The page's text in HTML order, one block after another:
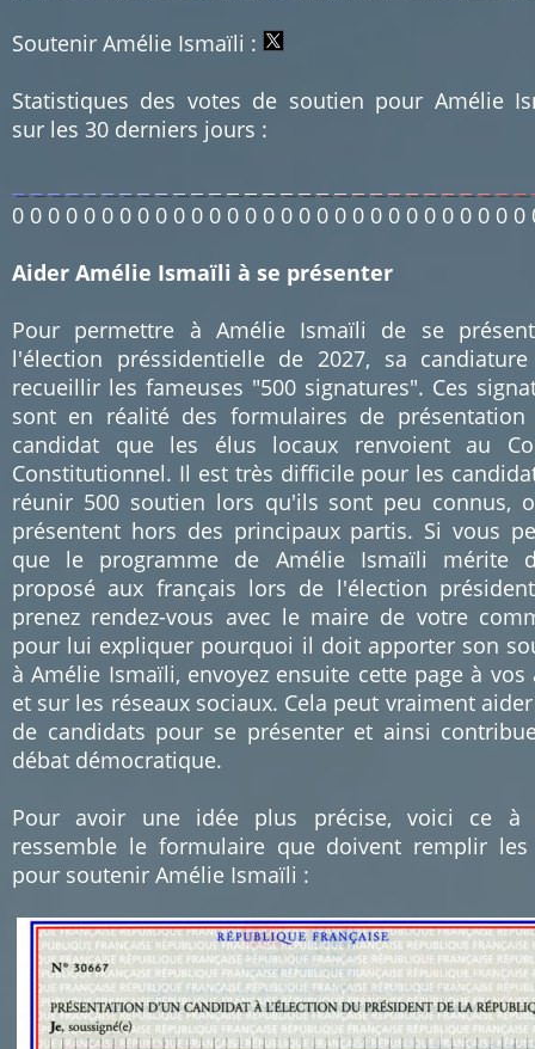
Soutenir Amélie Ismaïli :
Statistiques des votes de soutien pour Amélie
sur les 30 derniers jours :
0 0 0 0 0 0 0 0 0 0 0 0 0 0 0 0 0 0 0 0 0 0 0 0 0 0 0 0 0
Aider Amélie Ismaïli à se présenter
Pour permettre à Amélie Ismaïli de se
l'élection préssidentielle de 2027, sa
recueillir les fameuses "500 signatures". Ces
sont en réalité des formulaires de présentation
candidat que les élus locaux renvoient au
Constitutionnel. Il est très difficile pour les
réunir 500 soutien lors qu'ils sont peu connus,
présentent hors des principaux partis. Si vous
que le programme de Amélie Ismaïli mérite
proposé aux français lors de l'élection
prenez rendez-vous avec le maire de votre
pour lui expliquer pourquoi il doit apporter son
à Amélie Ismaïli, envoyez ensuite cette page à vos
et sur les réseaux sociaux. Cela peut vraiment
de candidats pour se présenter et ainsi
débat démocratique.
Pour avoir une idée plus précise, voici ce à
ressemble le formulaire que doivent remplir les
pour soutenir Amélie Ismaïli :